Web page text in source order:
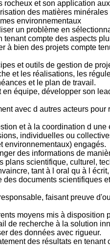
rocheux et son application
des matières
environnementaux
un problème en
tenant compte des aspects
à bien des projets compte
et outils de gestion de
et les réalisations, les
et le plan de travail.
en équipe, développer son
avec d autres acteurs
et à la coordination d
individuelles ou
environnementaux) engagés.
des informations de
plans scientifique, culturel,
tant à l oral qu à l
des documents scientifiques
faisant preuve
moyens mis à disposition
de recherche à la solution
des données avec rigueur.
des résultats en